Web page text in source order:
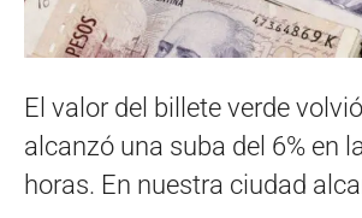
El valor del billete verde
alcanzó una suba del 6% en
horas. En nuestra ciudad